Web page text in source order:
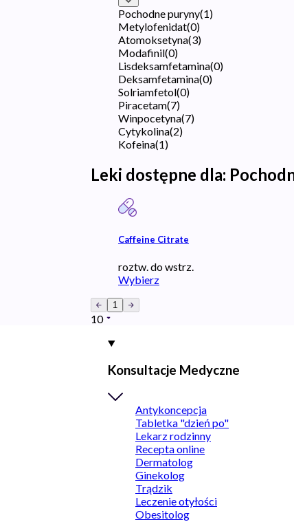
Pochodne puryny(1)
Metylofenidat(0)
Atomoksetyna(3)
Modafinil(0)
Lisdeksamfetamina(0)
Deksamfetamina(0)
Solriamfetol(0)
Piracetam(7)
Winpocetyna(7)
Cytykolina(2)
Kofeina(1)
Leki dostępne dla:
Caffeine Citrate
roztw. do wstrz.
Wybierz
1
10
Konsultacje Medyczne
Antykoncepcja
Tabletka "dzień po"
Lekarz rodzinny
Recepta online
Dermatolog
Ginekolog
Trądzik
Leczenie otyłości
Obesitolog